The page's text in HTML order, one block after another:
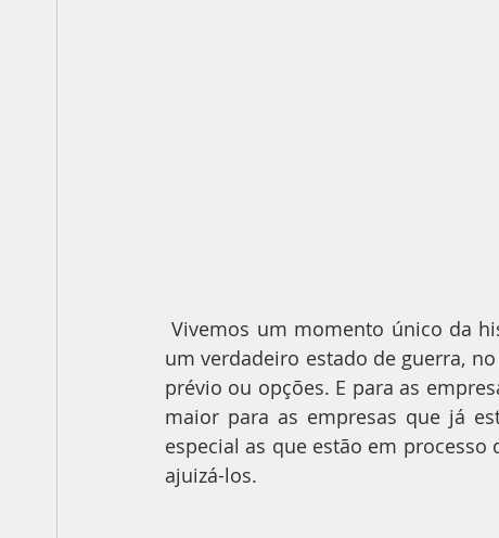
Vivemos um momento único da história, algo excepcional, inimaginável, vivenciamos
um verdadeiro estado de guerra,
prévio ou opções. E para as
maior para as empresas que já
especial as que estão em processo
ajuizá-los.